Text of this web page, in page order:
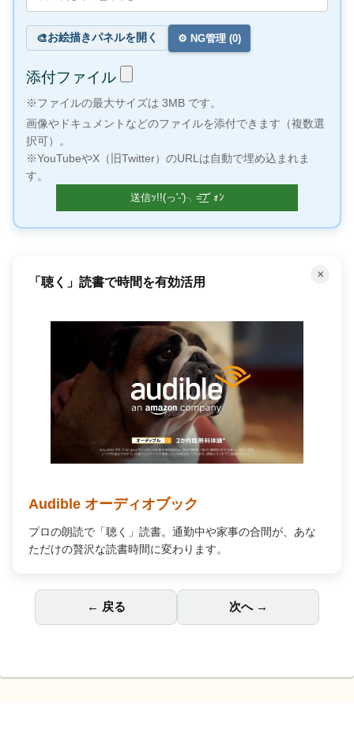
🎨お絵描きパネルを開く ⚙️ NG管理 (0)
添付ファイル
※ファイルの最大サイズは 3MB です。
画像やドキュメントなどのファイルを添付できます（複数選
択可）。
※YouTubeやX（旧Twitter）のURLは自動で埋め込まれま
す。
×
「聴く」読書で時間を有効活用
Audible オーディオブック
プロの朗読で「聴く」読書。通勤中や家事の合間が、あな
ただけの贅沢な読書時間に変わります。
← 戻る 次へ →